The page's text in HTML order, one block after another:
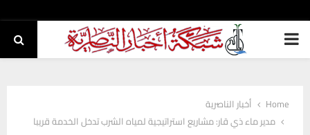
PRIMARY
Home
أخبار الناصرية
مدير ماء ذي قار: مشاريع استراتيجية لمياه الشرب تدخل الخدمة قريبا